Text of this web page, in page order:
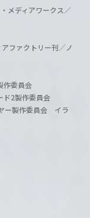
メディアワークス／
ファクトリー刊／ノ
作委員会
ド2製作委員会
ー製作委員会 イラ